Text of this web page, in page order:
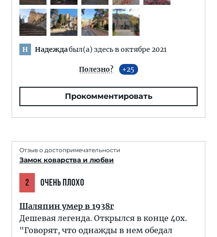
Н Надеждабыл(а) здесь в октябре 2021
Полезно? 25
Прокомментировать
Отзыв о достопримечательности
Замок коварства и любви
2 ОЧЕНЬ ПЛОХО
Шаляпин умер в 1938г
Дешевая легенда. Открылся в конце 40х.
"Говорят, что однажды в нем обедал